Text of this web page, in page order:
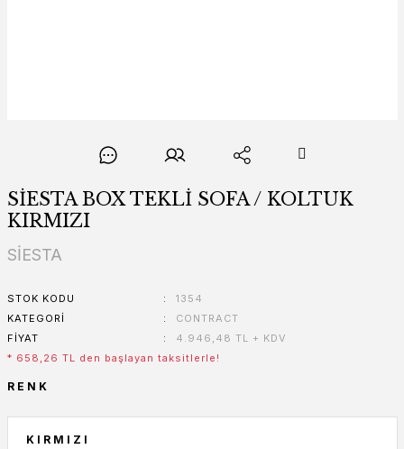
SİESTA BOX TEKLİ SOFA / KOLTUK
KIRMIZI
SİESTA
STOK KODU
1354
KATEGORI
CONTRACT
FIYAT
4.946,48 TL + KDV
* 658,26 TL den başlayan taksitlerle!
RENK